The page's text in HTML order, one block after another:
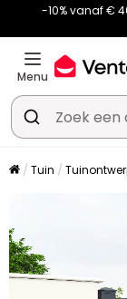
-10% vanaf €
Menu
Tuin